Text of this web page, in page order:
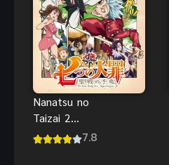
Nanatsu no
Taizai 2
Seisen no7.8